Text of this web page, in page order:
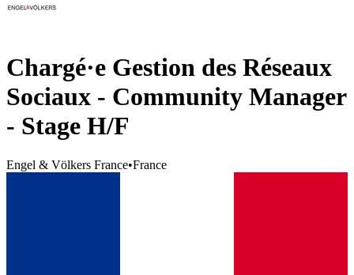
Chargé·e Gestion des Réseaux
Sociaux - Community Manager
- Stage H/F
Engel & Völkers France•France